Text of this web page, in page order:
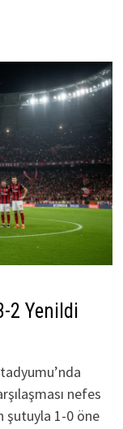
2 Yenildi
nefes
şutuyla 1-0 öne